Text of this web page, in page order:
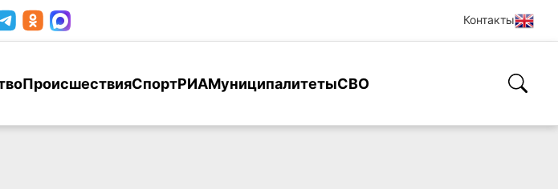
Контакты
ПроисшествияСпортРИАМуниципалитетыСВО